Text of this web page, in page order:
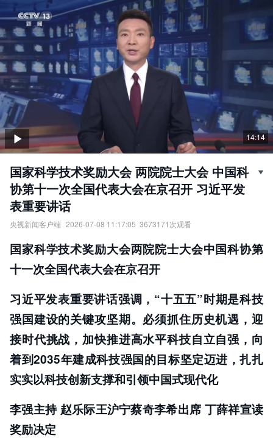
14:14
国家科学技术奖励大会 两院院士大会 中国科
协第十一次全国代表大会在京召开 习近平发
表重要讲话
央视新闻客户端 2026-07-08 11:17:05 3673171 次观看
表大会在京召开，习近平发表重要讲话。
责任编辑：央视新闻客户端
国家科学技术奖励大会两院院士大会中国科协第
十一次全国代表大会在京召开
习近平发表重要讲话强调，“十五五”时期是科技
强国建设的关键攻坚期。必须抓住历史机遇，迎
接时代挑战，加快推进高水平科技自立自强，向
着到2035年建成科技强国的目标坚定迈进，扎扎
实实以科技创新支撑和引领中国式现代化
李强主持 赵乐际王沪宁蔡奇李希出席 丁薛祥宣读
奖励决定